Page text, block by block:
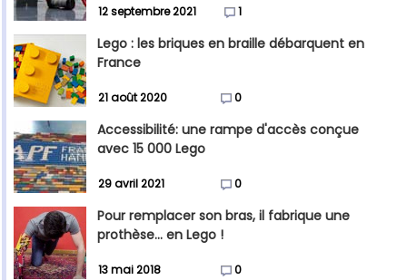
12 septembre 2021 1
Lego : les briques en braille débarquent en
France
21 août 2020 0
Accessibilité: une rampe d'accès conçue
avec 15 000 Lego
29 avril 2021 0
Pour remplacer son bras, il fabrique une
prothèse... en Lego !
13 mai 2018 0